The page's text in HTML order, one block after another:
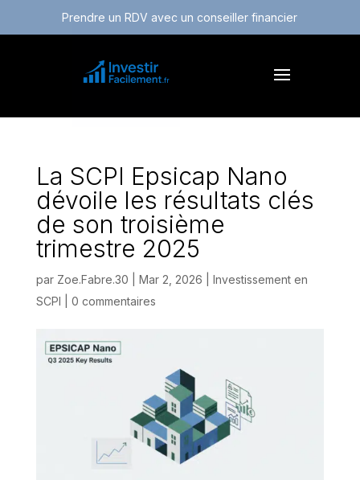
Prendre un RDV avec un conseiller financier
La SCPI Epsicap Nano
dévoile les résultats clés
de son troisième
trimestre 2025
par Zoe.Fabre.30 Mar 2, 2026
Investissement en
SCPI
0 commentaires